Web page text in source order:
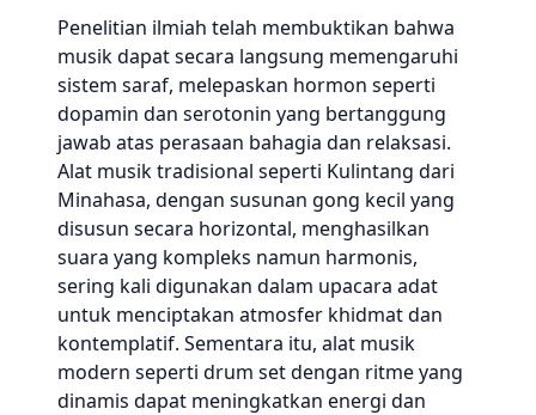
Penelitian ilmiah telah membuktikan bahwa
musik dapat secara langsung memengaruhi
sistem saraf, melepaskan hormon seperti
dopamin dan serotonin yang bertanggung
jawab atas perasaan bahagia dan relaksasi.
Alat musik tradisional seperti Kulintang dari
Minahasa, dengan susunan gong kecil yang
disusun secara horizontal, menghasilkan
suara yang kompleks namun harmonis,
sering kali digunakan dalam upacara adat
untuk menciptakan atmosfer khidmat dan
kontemplatif. Sementara itu, alat musik
modern seperti drum set dengan ritme yang
dinamis dapat meningkatkan energi dan